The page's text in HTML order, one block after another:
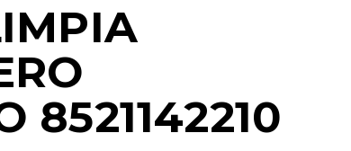
8521142210